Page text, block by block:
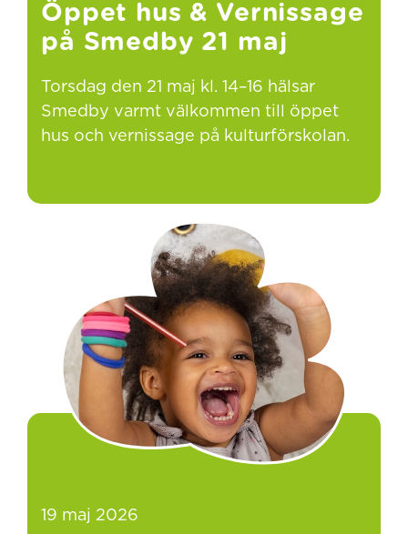
Öppet hus & Vernissage
på Smedby 21 maj
Torsdag den 21 maj kl. 14–16 hälsar
Smedby varmt välkommen till öppet
hus och vernissage på kulturförskolan.
19 maj 2026